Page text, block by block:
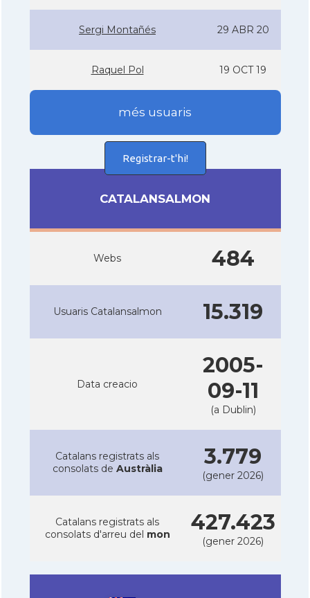
Sergi Montañés 29 ABR 20
Raquel Pol 19 OCT 19
més usuaris
Registrar-t'hi!
CATALANSALMON
Webs 484
Usuaris Catalansalmon 15.319
Data creacio
2005-
09-11
(a Dublin)
Catalans registrats als
consolats de Austràlia 3.779
(gener 2026)
Catalans registrats als
consolats d'arreu del mon 427.423
(gener 2026)